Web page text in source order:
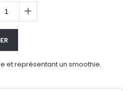
et représentant un smoothie.